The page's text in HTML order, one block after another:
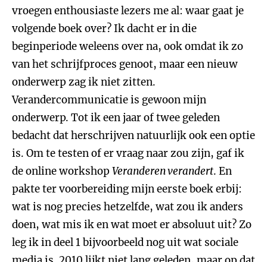
vroegen enthousiaste lezers me al: waar gaat je
volgende boek over? Ik dacht er in die
beginperiode weleens over na, ook omdat ik zo
van het schrijfproces genoot, maar een nieuw
onderwerp zag ik niet zitten.
Verandercommunicatie is gewoon mijn
onderwerp. Tot ik een jaar of twee geleden
bedacht dat herschrijven natuurlijk ook een optie
is. Om te testen of er vraag naar zou zijn, gaf ik
de online workshop Veranderen verandert. En
pakte ter voorbereiding mijn eerste boek erbij:
wat is nog precies hetzelfde, wat zou ik anders
doen, wat mis ik en wat moet er absoluut uit? Zo
leg ik in deel 1 bijvoorbeeld nog uit wat sociale